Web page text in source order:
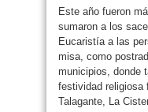
Este año fueron
sumaron a los
Eucaristía a las
misa, como
municipios, donde
festividad religiosa
Talagante, La